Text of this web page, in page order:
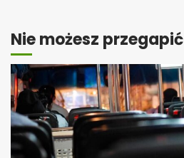
Nie możesz przegapić